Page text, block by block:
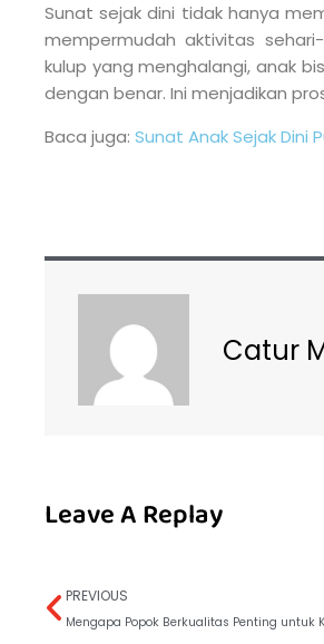
Sunat sejak dini tidak hanya
mempermudah aktivitas
kulup yang menghalangi, anak
dengan benar. Ini menjadikan
Baca juga: Sunat Anak Sejak Dini
Catur
Leave A Replay
PREVIOUS